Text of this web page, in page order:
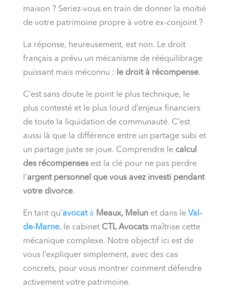
maison ? Seriez-vous en train de donner la moitié
de votre patrimoine propre à votre ex-conjoint ?
La réponse, heureusement, est non. Le droit
français a prévu un mécanisme de rééquilibrage
puissant mais méconnu :
le droit à récompense.
C’est sans doute le point le plus technique, le
plus contesté et le plus lourd d’enjeux financiers
de toute la liquidation de communauté. C’est
aussi là que la différence entre un partage subi et
un partage juste se joue. Comprendre le calcul
des récompensesest la clé pour ne pas perdre
l’argent personnel que vous avez investi pendant
votre divorce.
En tant qu’avocatà Meaux, Melunet dans le Val-
de-Marne, le cabinet CTL Avocatsmaîtrise cette
mécanique complexe. Notre objectif ici est de
vous l’expliquer simplement, avec des cas
concrets, pour vous montrer comment défendre
activement votre patrimoine.